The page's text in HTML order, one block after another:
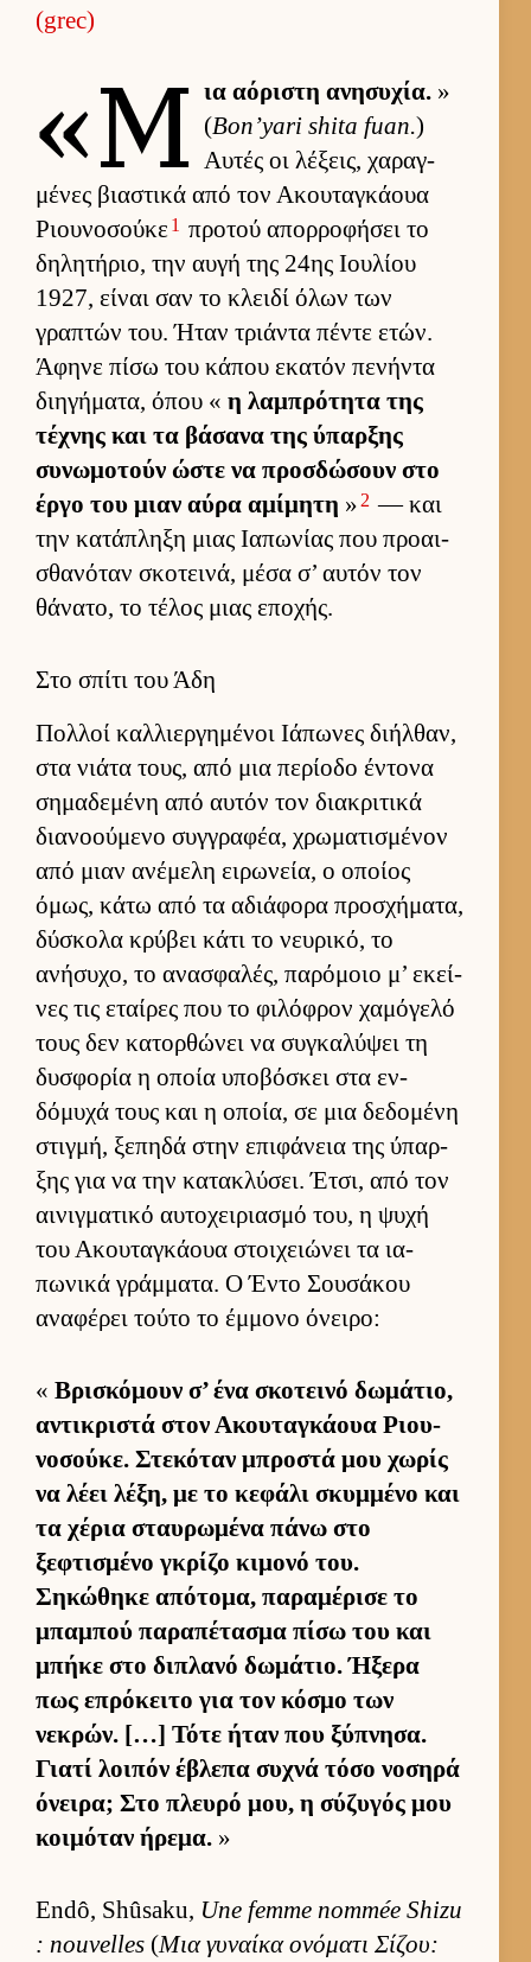
(grec)
«Μ ια αόριστη ανησυχία. »
(Bon’yari shita fuan.)
Αυ­τές οι λέξεις, χαραγ­
μένες βια­στικά από τον Ακου­ταγκάουα
Ριου­νοσούκε1 προτού απορ­ροφήσει το
δηλητήριο, την αυγή της 24ης Ιου­λίου
1927, εί­ναι σαν το κλειδί όλων των
γραπτών του. Ήταν τριάντα πέντε ετών.
Άφηνε πίσω του κάπου εκατόν πενήντα
διηγήματα, όπου « η λαμπρότητα της
τέχνης και τα βάσανα της ύπαρ­ξης
συνωμοτούν ώστε να προσ­δώσουν στο
έργο του μιαν αύρα αμίμητη » 2 — και
την κατάπληξη μιας Ια­πωνίας που προαι­
σθανόταν σκοτει­νά, μέσα σ’ αυ­τόν τον
θάνατο, το τέλος μιας εποχής.
Στο σπίτι του Άδη
Πολ­λοί καλ­λιερ­γημένοι Ιάπωνες διήλ­θαν,
στα νιάτα τους, από μια περίοδο έντονα
σημαδεμένη από αυ­τόν τον δια­κριτικά
δια­νοού­μενο συγ­γραφέα, χρωματισμένον
από μιαν ανέμελη ει­ρωνεία, ο οποίος
όμως, κάτω από τα αδιάφορα προσχήματα,
δύσκολα κρύβει κάτι το νευ­ρικό, το
ανήσυχο, το ανασφαλές, παρόμοιο μ’ εκεί­
νες τις εταί­ρες που το φιλόφρον χαμόγελό
τους δεν κατορ­θώνει να συγκαλύψει τη
δυσφορία η οποία υποβόσκει στα εν­
δόμυχά τους και η οποία, σε μια δεδομένη
στιγ­μή, ξεπηδά στην επιφάνεια της ύπαρ­
ξης για να την κατακλύσει. Έτσι, από τον
αι­νιγ­ματικό αυ­τοχει­ρια­σμό του, η ψυχή
του Ακου­ταγκάουα στοι­χειώνει τα ια­
πωνικά γράμ­ματα. Ο Έντο Σου­σάκου
αναφέρει τούτο το έμ­μονο όνει­ρο:
« Βρισκόμουν σ’ ένα σκοτεινό δωμάτιο,
αντικριστά στον Ακου­ταγκάουα Ριου­
νοσού­κε. Στεκόταν μπροστά μου χωρίς
να λέει λέξη, με το κεφάλι σκυμ­μένο και
τα χέρια σταυ­ρωμένα πάνω στο
ξεφτισμένο γκρίζο κιμονό του.
Σηκώθηκε απότομα, παραμέρισε το
μπαμπού παραπέτασμα πίσω του και
μπήκε στο διπλανό δωμάτιο. Ήξερα
πως επρόκειτο για τον κόσμο των
νεκρών. […] Τότε ήταν που ξύπνησα.
Γιατί λοι­πόν έβλεπα συχνά τόσο νοσηρά
όνει­ρα; Στο πλευρό μου, η σύζυγός μου
κοι­μόταν ήρεμα. »
Endô, Shûsaku, Une femme nommée Shizu
: nouvelles (Μια γυναίκα ονόματι Σίζου: